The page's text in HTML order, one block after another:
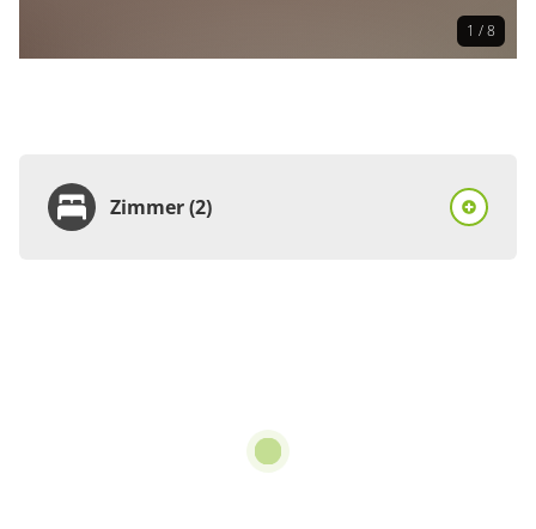
1 / 8
Zimmer (2)
für 1 bis 4 Personen